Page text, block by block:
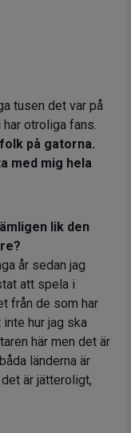
tusen det var på
otroliga fans.
på gatorna.
med mig hela
lik den
år sedan jag
att spela i
från de som har
hur jag ska
här men det är
länderna är
är jätteroligt,